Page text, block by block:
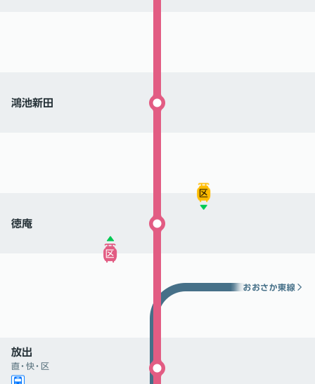
鴻池新田
徳庵
放出
直・快・ 区